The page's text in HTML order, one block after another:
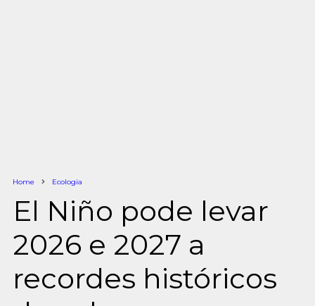
Home Ecologia
El Niño pode levar
2026 e 2027 a
recordes históricos